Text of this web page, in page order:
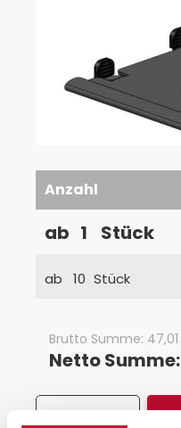
Anzahl
ab 1 Stück
ab 10 Stück
Netto Summe:
Brutto Summe: 47,01